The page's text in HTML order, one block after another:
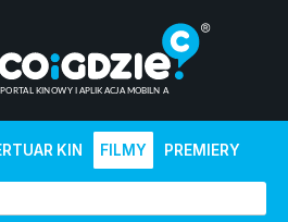
KIN FILMY PREMIERY